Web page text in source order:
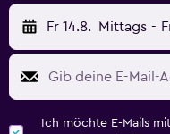
Fr 14.8. Mittags -
Ich möchte E-Mails